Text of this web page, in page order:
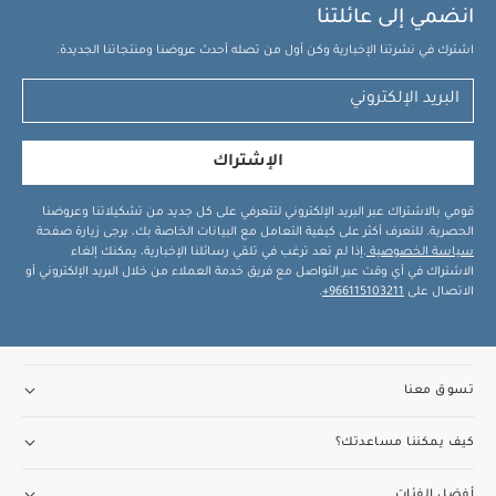
التركيب والإزالة خامات ناعمة وآمنة على الأطفال
لطيفة على بشرة الأطفال وآمنة عند عضها وخالية من المواد
الفئة 1 لمنتجات الأطفال.
واحدة بأكمام قصيرة قماش عضوي بلون أبيض - 5 قطع
طقم بيجامة،
بودي سوت ومريلة سيليستيال لحديثي الولادة، 5 قطع
انضمي إلى عائلتنا
اشترك في نشرتنا الإخبارية وكن أول من تصله أحدث عروضنا ومنتجاتنا الجديدة.
الإشتراك
قومي بالاشتراك عبر البريد الإلكتروني لتتعرفي على كل جديد من تشكيلاتنا وعروضنا
الحصرية. للتعرف أكثر على كيفية التعامل مع البيانات الخاصة بك، يرجى زيارة صفحة
سياسة الخصوصية .إذا لم تعد ترغب في تلقي رسائلنا الإخبارية، يمكنك إلغاء
الاشتراك في أي وقت عبر التواصل مع فريق خدمة العملاء من خلال البريد الإلكتروني أو
الاتصال على 966115103211+
.
تسوق معنا
كيف يمكننا مساعدتك؟